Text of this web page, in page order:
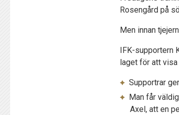
Rosengård på
Men innan
IFK-supportern
laget för att
Supportrar
Man får
Axel, att en